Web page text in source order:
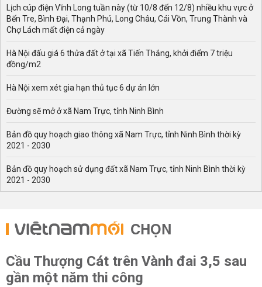
Lịch cúp điện Vĩnh Long tuần này (từ 10/8 đến 12/8) nhiều khu vực ở
Bến Tre, Bình Đại, Thạnh Phú, Long Châu, Cái Vồn, Trung Thành và
Chợ Lách mất điện cả ngày
Hà Nội đấu giá 6 thửa đất ở tại xã Tiến Thắng, khởi điểm 7 triệu
đồng/m2
Hà Nội xem xét gia hạn thủ tục 6 dự án lớn
Đường sẽ mở ở xã Nam Trực, tỉnh Ninh Bình
Bản đồ quy hoạch giao thông xã Nam Trực, tỉnh Ninh Bình thời kỳ
2021 - 2030
Bản đồ quy hoạch sử dụng đất xã Nam Trực, tỉnh Ninh Bình thời kỳ
2021 - 2030
CHỌN
Cầu Thượng Cát trên Vành đai 3,5 sau
gần một năm thi công